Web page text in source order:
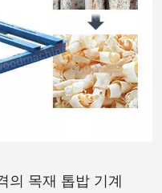
의 목재 톱밥 기계